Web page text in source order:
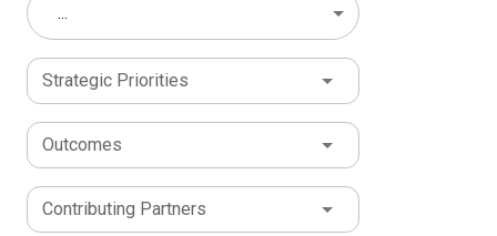
...
Strategic Priorities
Outcomes
Contributing Partners